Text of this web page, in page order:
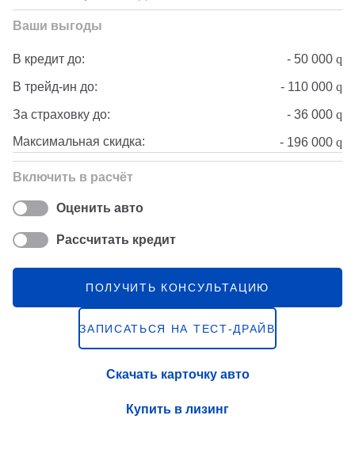
Ваши выгоды
В кредит до: - 50 000 q
В трейд-ин до: - 110 000 q
За страховку до: - 36 000 q
Максимальная скидка: - 196 000 q
Включить в расчёт
Оценить авто
Рассчитать кредит
ПОЛУЧИТЬ КОНСУЛЬТАЦИЮ
ЗАПИСАТЬСЯ НА ТЕСТ-ДРАЙВ
Скачать карточку авто
Купить в лизинг